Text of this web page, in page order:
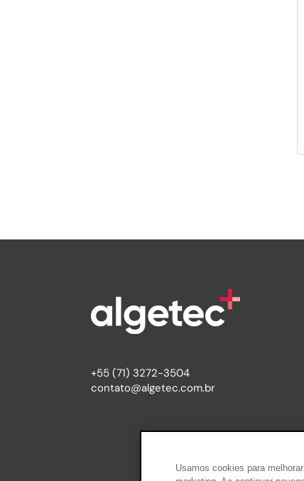
+55 (71) 3272-3504
contato@algetec.com.br
Usamos cookies para